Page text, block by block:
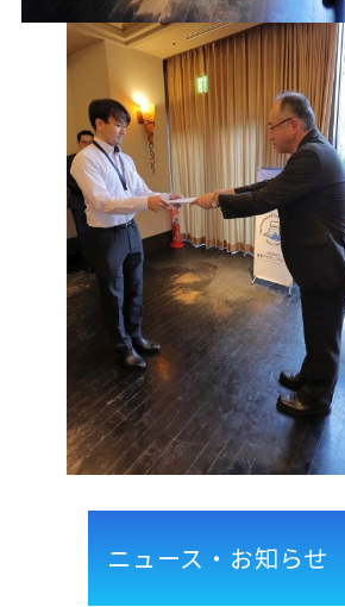
ニュース・お知らせ